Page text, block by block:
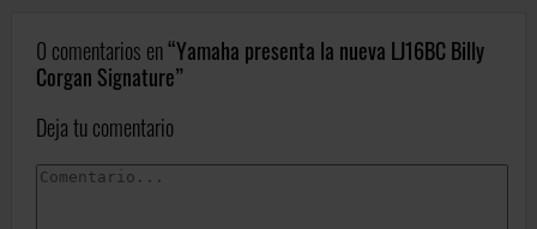
0 comentarios en Yamaha presenta la nueva LJ16BC Billy
Corgan Signature
Deja tu comentario